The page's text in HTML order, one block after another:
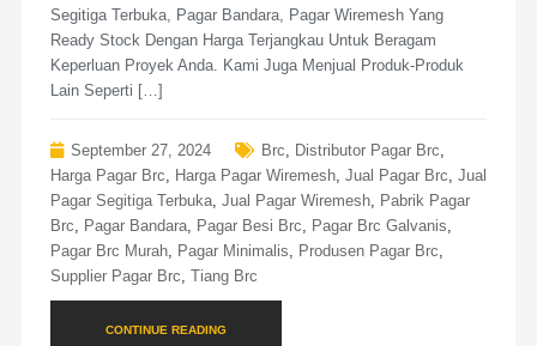
Segitiga Terbuka, Pagar Bandara, Pagar Wiremesh Yang
Ready Stock Dengan Harga Terjangkau Untuk Beragam
Keperluan Proyek Anda. Kami Juga Menjual Produk-Produk
Lain Seperti […]
September 27, 2024 Brc Distributor Pagar Brc
Harga Pagar Brc
Harga Pagar Wiremesh, Jual Pagar Brc Jual
Pagar Segitiga Terbuka, Jual Pagar Wiremesh,
Pabrik Pagar
Brc
Pagar Bandara, Pagar Besi Brc Pagar Brc Galvanis
Pagar Brc Murah, Pagar Minimalis Produsen Pagar Brc
Supplier Pagar Brc Tiang Brc
CONTINUE READING